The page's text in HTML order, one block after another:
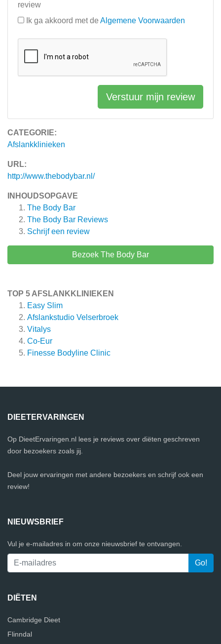
CATEGORIE:
Afslankklinieken
URL:
http://www.thebodybar.nl/
INHOUDSOPGAVE
The Body Bar
The Body Bar Reviews
Schrijf een review
Bezoek The Body Bar
TOP 5 AFSLANKKLINIEKEN
Easy Slim
Afslankstudio Velserbroek
Vitalys
Co-Eur
Finesse Bodyline Clinic
review
Ik ga akkoord met de Algemene Voorwaarden
Verstuur mijn review
DIEETERVARINGEN
Op DieetErvaringen.nl lees je reviews over diëten geschreven
door bezoekers zoals jij.
Deel jouw ervaringen met andere bezoekers en schrijf ook een
review!
NIEUWSBRIEF
Vul je e-mailadres in om onze nieuwsbrief te ontvangen.
DIËTEN
Cambridge Dieet
Flinndal